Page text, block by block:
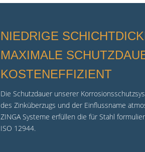
NIEDRIGE
MAXIMALE
KOSTENEFFIZIENT
Die Schutzdauer unserer
des Zinküberzugs und der Einflussname
ZINGA Systeme erfüllen die für Stahl
ISO 12944.